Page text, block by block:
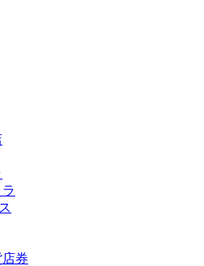
券